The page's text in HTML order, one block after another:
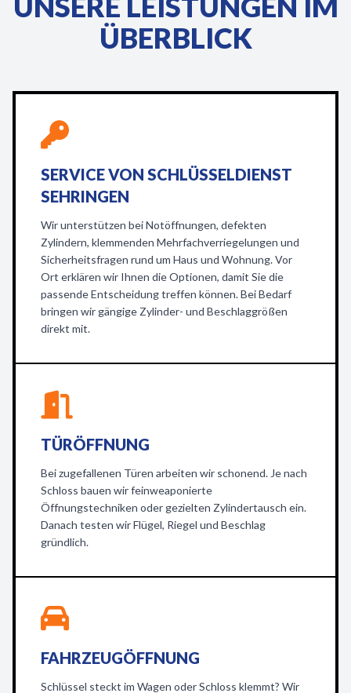
ÜBERBLICK
SERVICE VON SCHLÜSSELDIENST
SEHRINGEN
Wir unterstützen bei Notöffnungen, defekten
Zylindern, klemmenden Mehrfachverriegelungen und
Sicherheitsfragen rund um Haus und Wohnung. Vor
Ort erklären wir Ihnen die Optionen, damit Sie die
passende Entscheidung treffen können. Bei Bedarf
bringen wir gängige Zylinder- und Beschlaggrößen
direkt mit.
TÜRÖFFNUNG
Bei zugefallenen Türen arbeiten wir schonend. Je nach
Schloss bauen wir feinweaponierte
Öffnungstechniken oder gezielten Zylindertausch ein.
Danach testen wir Flügel, Riegel und Beschlag
gründlich.
FAHRZEUGÖFFNUNG
Schlüssel steckt im Wagen oder Schloss klemmt? Wir